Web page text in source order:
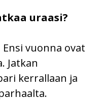
uraasi?
vuonna ovat
Jatkan
kerrallaan ja